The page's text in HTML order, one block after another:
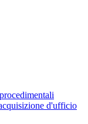
d'ufficio